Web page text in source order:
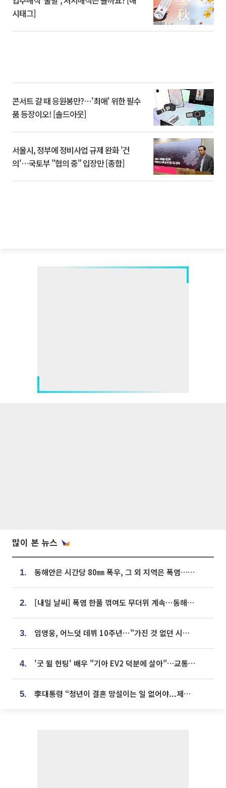
시태그]
콘서트 갈 때 응원봉만?⋯'최애' 위한 필수
품 등장이오! [솔드아웃]
서울시, 정부에 정비사업 규제 완화 '건
의'⋯국토부 "협의 중" 입장만 [종합]
많이 본 뉴스
1. 동해안은 시간당 80㎜ 폭우, 그 외 지역은 폭염…‘극과 극 날씨’
2. [내일 날씨] 폭염 한풀 꺾여도 무더위 계속⋯동해안 이틀 연속 비
3. 임영웅, 어느덧 데뷔 10주년⋯"가진 것 없던 시절, 내 앞엔 20명의 팬뿐"
4. '굿 윌 헌팅' 배우 "기아 EV2 덕분에 살아"…교통사고 후 안전성 극찬
5. 李대통령 “청년이 결혼 망설이는 일 없어야...제도상 불이익 조사”